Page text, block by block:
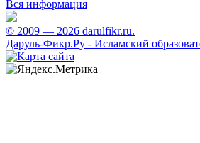
Вся информация
© 2009 — 2026 darulfikr.ru.
Даруль-Фикр.Ру - Исламский